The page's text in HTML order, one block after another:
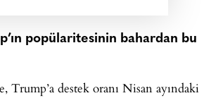
popülaritesinin bahardan bu
Trump’a destek oranı Nisan ayındaki